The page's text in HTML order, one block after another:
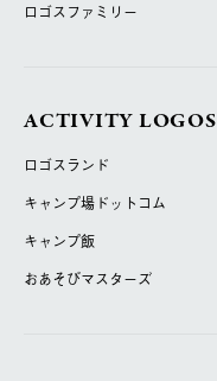
ロゴスファミリー
ACTIVITY LOGOS
ロゴスランド
キャンプ場ドットコム
キャンプ飯
おあそびマスターズ